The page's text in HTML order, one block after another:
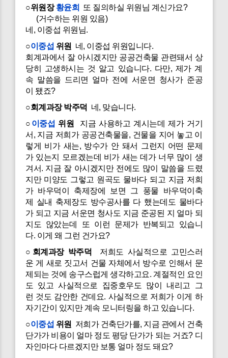
○위원장황윤희
또 질의하실 위원님 계신가요?
(거수하는 위원 있음)
네, 이중섭 위원님.
○이중섭 위원
네, 이중섭 위원입니다.
회계과에서 잘 아시겠지만 공공건축물 관련돼서 상
당히 고생하시는 것 알고 있습니다. 다만, 제가 계
속 말씀을 드리면 얼마 전에 서운면 청사가 준공
이 됐죠?
○회계과장 박주덕 네, 맞습니다.
○ 이중섭 위원
지금 사용하고 계시는데 제가 거기
서, 지금 저희가 공공건축물을, 건물을 지어 놓고 이
렇게 비가 새는, 방수가 안 돼서 그런지 어떤 문제
가 있는지 모르겠는데 비가 새는 데가 너무 많이 생
겨서. 지금 잘 아시겠지만 전에도 많이 말씀을 드렸
지만 미양도 그렇고 원곡도 물바다 되고 지금 저희
가 바우덕이 축제장에 보면 그 풍물 바우덕이축
제 실내 축제장도 방수공사를 다 했는데도 물바다
가 되고 지금 서운면 청사도 지금 준공된 지 얼마 되
지도 않았는데 또 이런 문제가 반복되고 있습니
다. 이게 왜 그런 건가요?
○회계과장 박주덕 저희도 사실적으로 고민스러
운 게 새로 짓고서 건물 자체에서 방수로 인해서 문
제되는 것에 송구스럽게 생각하고요. 계절적인 요인
도 있고 사실적으로 집중호우도 많이 내리고 그
런 것도 감안한 건데요. 사실적으로 저희가 이게 하
자기간이 있지만 계속 모니터링을 하고 있습니다.
○이중섭 위원
저희가 건축단가를, 지금 관에서 건축
단가가 비용이 얼마 정도 평당 단가가 되는 거죠? 디
자인마다 다르겠지만 보통 얼마 정도 돼요?